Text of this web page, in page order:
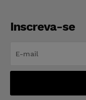
Inscreva-se